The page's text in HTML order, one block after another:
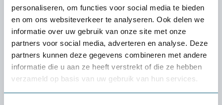
personaliseren, om functies voor social media te bieden
en om ons websiteverkeer te analyseren. Ook delen we
informatie over uw gebruik van onze site met onze
partners voor social media, adverteren en analyse. Deze
partners kunnen deze gegevens combineren met andere
informatie die u aan ze heeft verstrekt of die ze hebben
verzameld op basis van uw gebruik van hun services.
Geert Vindevogel
Geert is onze ergonomisch adviseur. Ook
complete inrichtingsprojecten zijn hem niet
vreemd waarbij hij met deskundig advies,
kennis en service tegemoet komt aan elke
vraag van de klant of organisatie. Elke vraag